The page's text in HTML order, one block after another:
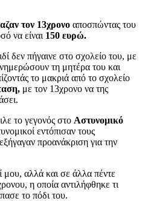
τον 13χρονο αποσπώντας του
να είναι 150 ευρώ.
δεν πήγαινε στο σχολείο του, με
τη μητέρα του και
το μακριά από το σχολείο
με τον 13χρονο να της
το γεγονός στο Αστυνομικό
εντόπισαν τους
προανάκριση για την
μου, αλλά και σε άλλα πέντε
η οποία αντιλήφθηκε τι
το πόδι του.